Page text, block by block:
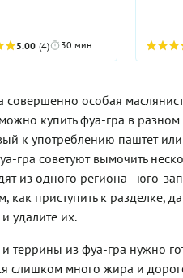
5.00 (4) 30 мин
совершенно особая
купить фуа-гра в
к употреблению паштет
гра советуют вымочить
из одного региона - юго-
как приступить к разделке,
удалите их.
террины из фуа-гра нужно
слишком много жира и